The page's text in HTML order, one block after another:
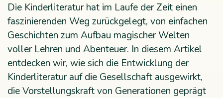
Die Kinderliteratur hat im Laufe der Zeit einen
faszinierenden Weg zurückgelegt, von einfachen
Geschichten zum Aufbau magischer Welten
voller Lehren und Abenteuer. In diesem Artikel
entdecken wir, wie sich die Entwicklung der
Kinderliteratur auf die Gesellschaft ausgewirkt,
die Vorstellungskraft von Generationen geprägt